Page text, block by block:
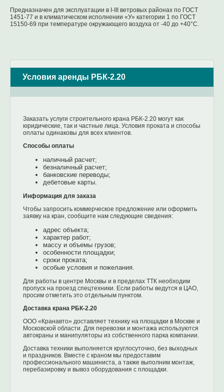
Предназначен для эксплуатации в I-III ветровых районах по ГОСТ
1451-77 и в климатическом исполнении «У» категории 1 по ГОСТ
15150-69 при температуре окружающего воздуха от -40 до +40°С.
Условия аренды РБК-2.20
Заказать услуги строительного крана РБК-2.20 могут как
юридические, так и частные лица. Условия проката и способы
оплаты одинаковы для всех клиентов.
Способы оплаты
наличный расчет;
безналичный расчет;
банковские переводы;
дебетовые карты.
Информация для заказа
Чтобы запросить коммерческое предложение или оформить
заявку на кран, сообщите нам следующие сведения:
адрес объекта;
характер работ;
массу и объемы грузов;
особенности площадки;
сроки проката;
особые условия и пожелания.
Для работы в центре Москвы и в пределах ТТК необходим
пропуск на проезд спецтехники. Если работы ведутся в ЦАО,
просим отметить это отдельным пунктом.
Доставка крана РБК-2.20
ООО «Кранавто» доставляет технику на площадки в Москве и
Московской области. Для перевозки и монтажа используются
автокраны и манипуляторы из собственного парка компании.
Доставка техники выполняется круглосуточно, без выходных
и праздников. Вместе с краном мы предоставим
профессионального машиниста, а также выполним монтаж,
перебазировку и вывоз оборудования с площадки.